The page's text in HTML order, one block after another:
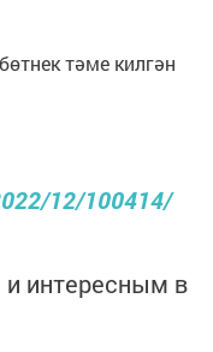
тәме килгән
12/100414/
интересным в